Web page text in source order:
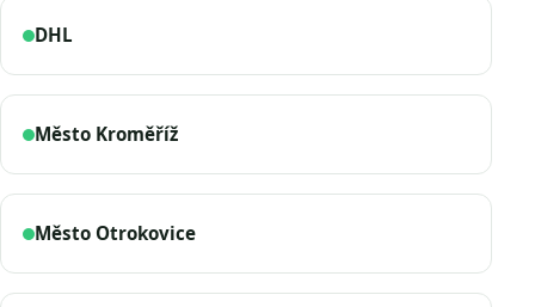
DHL
Město Kroměříž
Město Otrokovice